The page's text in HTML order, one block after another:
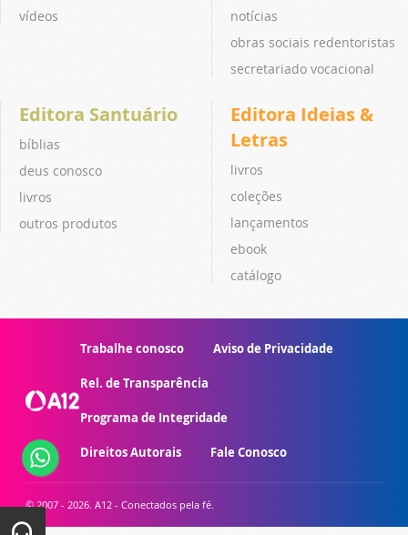
vídeos
notícias
obras sociais redentoristas
secretariado vocacional
Editora Santuário
bíblias
deus conosco
livros
outros produtos
Editora Ideias &
Letras
livros
coleções
lançamentos
ebook
catálogo
Trabalhe conosco Aviso de Privacidade
Rel. de Transparência
Programa de Integridade
Direitos Autorais Fale Conosco
© 2007 - 2026. A12 - Conectados pela fé.